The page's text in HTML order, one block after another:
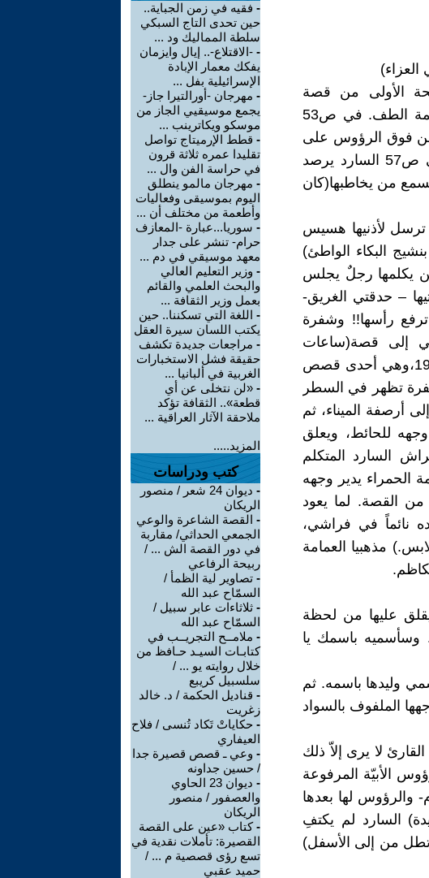
الأولى من قصة
(الشفيع) بقصدية تحتوي رمزية عالية تشير نحو رؤوس ملحمة الطف. في ص53
من فوق الرؤوس على
رؤوس أصابعها فشاهدت الأكف ترتفع كلها دفعة واحدة) في ص57 السارد يرصد
من يخاطبها(كان
لأذنيها هسيس
البكاء الواطئ)
يكلمها رجلٌ يجلس
– حدقتي الغريق-
يغطيهما/ 59) الحبلى لم ترفع رأسها!! وشفرة
إلى قصة(ساعات
كالخيول) المنشورة في صحيفة (طريق الشعب) في تموز 1976،وهي أحدى قصص
خضير(في درجة 45 مئوي) الشفرة تظهر في السطر
أرصفة الميناء، ثم
للحائط، ويعلق
السارد المتكلم
الحمراء يدير وجهه
القصة. لما يعود
نائماً في فراشي،
مذهبيا العمامة
عليها من لحظة
وسأسميه باسمك يا
وليدها باسمه. ثم
الملفوف بالسواد
لا يرى إلاّ ذلك
الأبيّة المرفوعة
والرؤوس لها بعدها
السارد لم يكتفِ
تطل من إلى الأسفل)
- فقيه في زمن الجباية..
حين تحدى التاج السبكي
سلطة المماليك ود ...
- -الاقتلاع-.. إيال وايزمان
يفكك معمار الإبادة
الإسرائيلية بفل ...
- مهرجان -أورالتيرا جاز-
يجمع موسيقيي الجاز من
موسكو ويكاترينب ...
- قطط الإرميتاج تواصل
تقليدا عمره ثلاثة قرون
في حراسة الفن وال ...
- مهرجان مالمو ينطلق
اليوم بموسيقى وفعاليات
وأطعمة من مختلف أن ...
- سوريا...عبارة -المعازف
حرام- تنشر على جدار
معهد موسيقي في دم ...
- وزير التعليم العالي
والبحث العلمي والقائم
بعمل وزير الثقافة ...
- اللغة التي تسكننا.. حين
يكتب اللسان سيرة العقل
- مراجعات جديدة تكشف
حقيقة فشل الاستخبارات
الغربية في ألبانيا ...
- «لن نتخلى عن أي
قطعة».. الثقافة تؤكد
ملاحقة الآثار العراقية ...
المزيد.....
كتب ودراسات
-
ديوان 24 شعر / منصور
الريكان
- القصة الشاعرة والوعي
الجمعي الحداثي/ مقاربة
في دور القصة الش ... /
ربيحة الرفاعي
- تصاوير لية الظمأ /
السمّاح عبد الله
- ثلاثاءات عابر سبيل /
السمّاح عبد الله
- ملامــح التجريــب في
كتابـات السيـد حـافظ من
خلال روايته يو ... /
سلسبيل كريبع
- قناديل الحكمة / د. خالد
زغريت
- حكاياتْ تَكاد تُنسى / فلاح
العيفاري
- وعي ـ قصص قصيرة جدا
/ حسين جداونه
-
ديوان 23 الحاوي
والعصفور / منصور
الريكان
-كتاب «عين على القصة
القصيرة: تأملات نقدية في
تسع رؤى قصصية م ... /
حميد عقبي